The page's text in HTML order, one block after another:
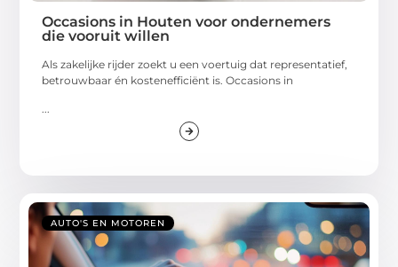
Occasions in Houten voor ondernemers
die vooruit willen
Als zakelijke rijder zoekt u een voertuig dat representatief,
betrouwbaar én kostenefficiënt is. Occasions in
...
AUTO'S EN MOTOREN